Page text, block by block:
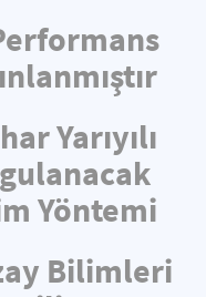
Yarıyılı
Yöntemi
Bilimleri